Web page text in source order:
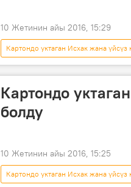
10 Жетинин айы 2016, 15:29
Картондо уктаган Исхак жана үйсүз
Коом
Видео
Картондо
болду
10 Жетинин айы 2016, 15:25
Картондо уктаган Исхак жана үйсүз